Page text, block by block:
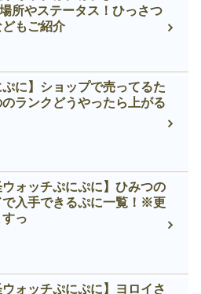
所やステータス！ひっさつ
もご紹介
ぷに】ショップで売ってるた
ランクどうやったら上がる
ウォッチぷにぷに】ひみつの
で入手できるぷに一覧！※更
っ
ウォッチぷにぷに】ヨロイさ